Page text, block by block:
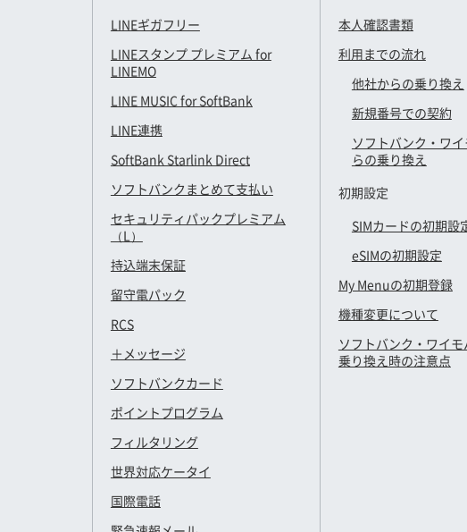
LINEギガフリー
LINEスタンプ プレミアム for
LINEMO
LINE MUSIC for SoftBank
LINE連携
SoftBank Starlink Direct
ソフトバンクまとめて支払い
セキュリティパックプレミアム
（L）
持込端末保証
留守電パック
RCS
＋メッセージ
ソフトバンクカード
ポイントプログラム
フィルタリング
世界対応ケータイ
国際電話
本人確認書類
利用までの流れ
他社からの乗り換え
新規番号での契約
ソフトバンク・ワ
らの乗り換え
初期設定
SIMカードの初期設
eSIMの初期設定
My Menuの初期登録
機種変更について
ソフトバンク・ワイ
乗り換え時の注意点